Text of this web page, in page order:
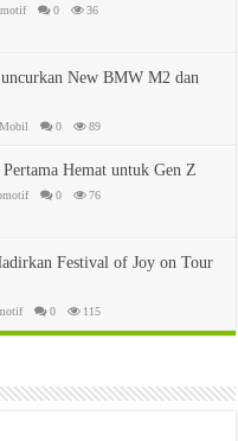
0 36
New BMW M2 dan
Mobil 0 89
Hemat untuk Gen Z
0 76
Festival of Joy on Tour
0 115